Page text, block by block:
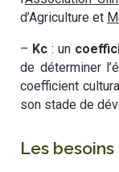
d’Agriculture et
– Kc : un
de déterminer
coefficient
son stade de
Les